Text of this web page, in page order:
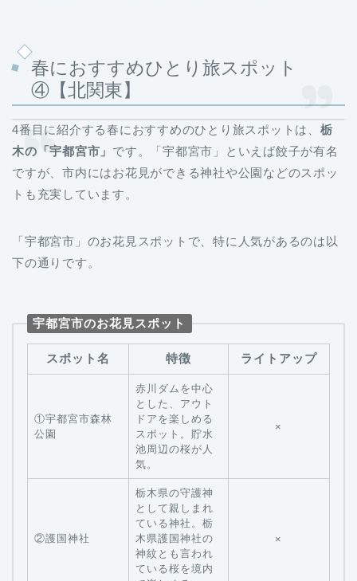
春におすすめひとり旅スポット
④【北関東】
4番目に紹介する春におすすめのひとり旅スポットは、 栃
木の「宇都宮市」 です。「宇都宮市」といえば餃子が有名
ですが、市内にはお花見ができる神社や公園などのスポッ
トも充実しています。
「宇都宮市」のお花見スポットで、特に人気があるのは以
下の通りです。
宇都宮市のお花見スポット
スポット名 特徴 ライトアップ
①宇都宮市森林
公園
赤川ダムを中心
とした、アウト
ドアを楽しめる
スポット。貯水
池周辺の桜が人
気。
×
②護国神社
栃木県の守護神
として親しまれ
ている神社。栃
木県護国神社の
神紋とも言われ
ている桜を境内
×